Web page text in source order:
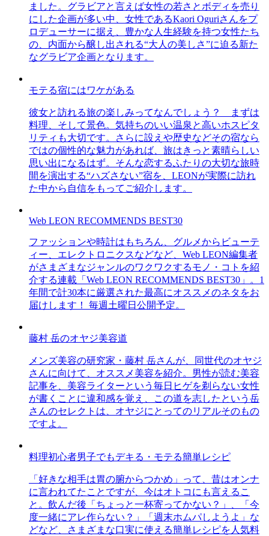
ました。グラビアと言えば女性の若さとボディを売り
にした企画が多い中、女性であるKaori Oguriさんをプ
ロデューサーに据え、豊かな人生経験を持つ女性たち
の、内面から醸し出される“大人の美しさ”に迫る新た
なグラビア企画となります。
モテる宿にはワケがある
彼女と訪れる旅の楽しみってなんでしょう？ まずは
料理、そして景色。気持ちのいい温泉と高いホスピタ
リティも大切です。さらに設えや歴史などその宿なら
ではの個性的な魅力があれば、旅はきっと素晴らしい
思い出になるはず。そんな恋するふたりの大切な旅時
間を演出する“ハズさない”宿を、LEONが実際に訪れ
た中から自信をもってご紹介します。
Web LEON RECOMMENDS BEST30
ファッションや時計はもちろん、グルメからビューテ
ィー、エレクトロニクスなどなど、Web LEON編集者
がさまざまなジャンルのワクワクするモノ・コトを紹
介する連載「Web LEON RECOMMENDS BEST30」。1
年間で計30本に厳選された最高にオススメのネタをお
届けします！ 毎週土曜日公開予定。
藤村 岳のオヤジ美容道
メンズ美容の研究家・藤村 岳さんが、同世代のオヤジ
さんに向けて、オススメ美容を紹介。男性が読む美容
記事を、美容ライターという毎日ヒゲを剃らない女性
が書くことに違和感を覚え、この道を志したという岳
さんのセレクトは、オヤジにとってのリアルそのもの
ですよ。
料理初心者男子でもデキる・モテる簡単レシピ
「好きな相手は胃の腑からつかめ」って、昔はオンナ
に言われてたことですが、今はオトコにも言えるこ
と。飲んだ後「ちょっと一杯寄ってかない？」、「今
度一緒にアレ作らない？」「週末ホムパしようよ」な
どなど、さまざまな口実に使える簡単レシピを人気料